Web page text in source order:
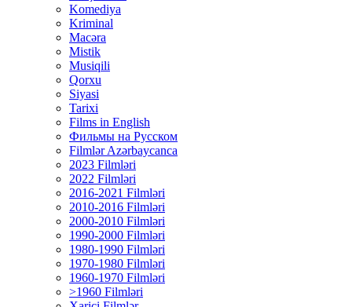
Komediya
Kriminal
Macəra
Mistik
Musiqili
Qorxu
Siyasi
Tarixi
Films in English
Фильмы на Русском
Filmlər Azərbaycanca
2023 Filmləri
2022 Filmləri
2016-2021 Filmləri
2010-2016 Filmləri
2000-2010 Filmləri
1990-2000 Filmləri
1980-1990 Filmləri
1970-1980 Filmləri
1960-1970 Filmləri
>1960 Filmləri